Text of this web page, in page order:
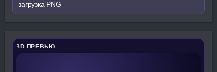
загрузка PNG.
3D ПРЕВЬЮ